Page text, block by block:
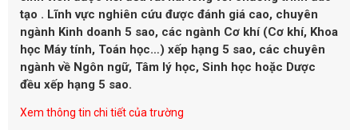
tạo . Lĩnh vực nghiên cứu được đánh giá cao, chuyên
ngành Kinh doanh 5 sao, các ngành Cơ khí (Cơ khí, Khoa
học Máy tính, Toán học…) xếp hạng 5 sao, các chuyên
ngành về Ngôn ngữ, Tâm lý học, Sinh học hoặc Dược
đều xếp hạng 5 sao.
Xem thông tin chi tiết của trường